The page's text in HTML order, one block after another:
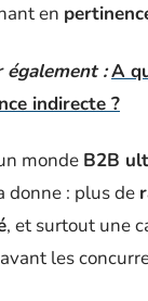
en
:A
indirecte ?
monde B2B
donne : plus de
, et surtout une
avant les